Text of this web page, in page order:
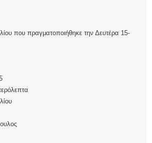
που πραγματοποιήθηκε την Δευτέρα 15-